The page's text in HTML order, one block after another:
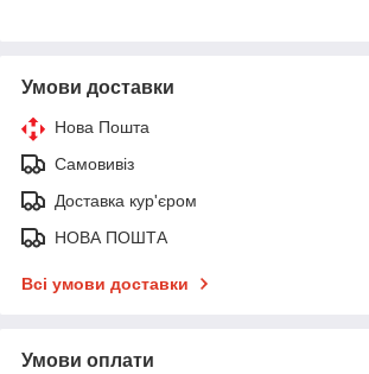
Умови доставки
Нова Пошта
Самовивіз
Доставка кур'єром
НОВА ПОШТА
Всі умови доставки
Умови оплати